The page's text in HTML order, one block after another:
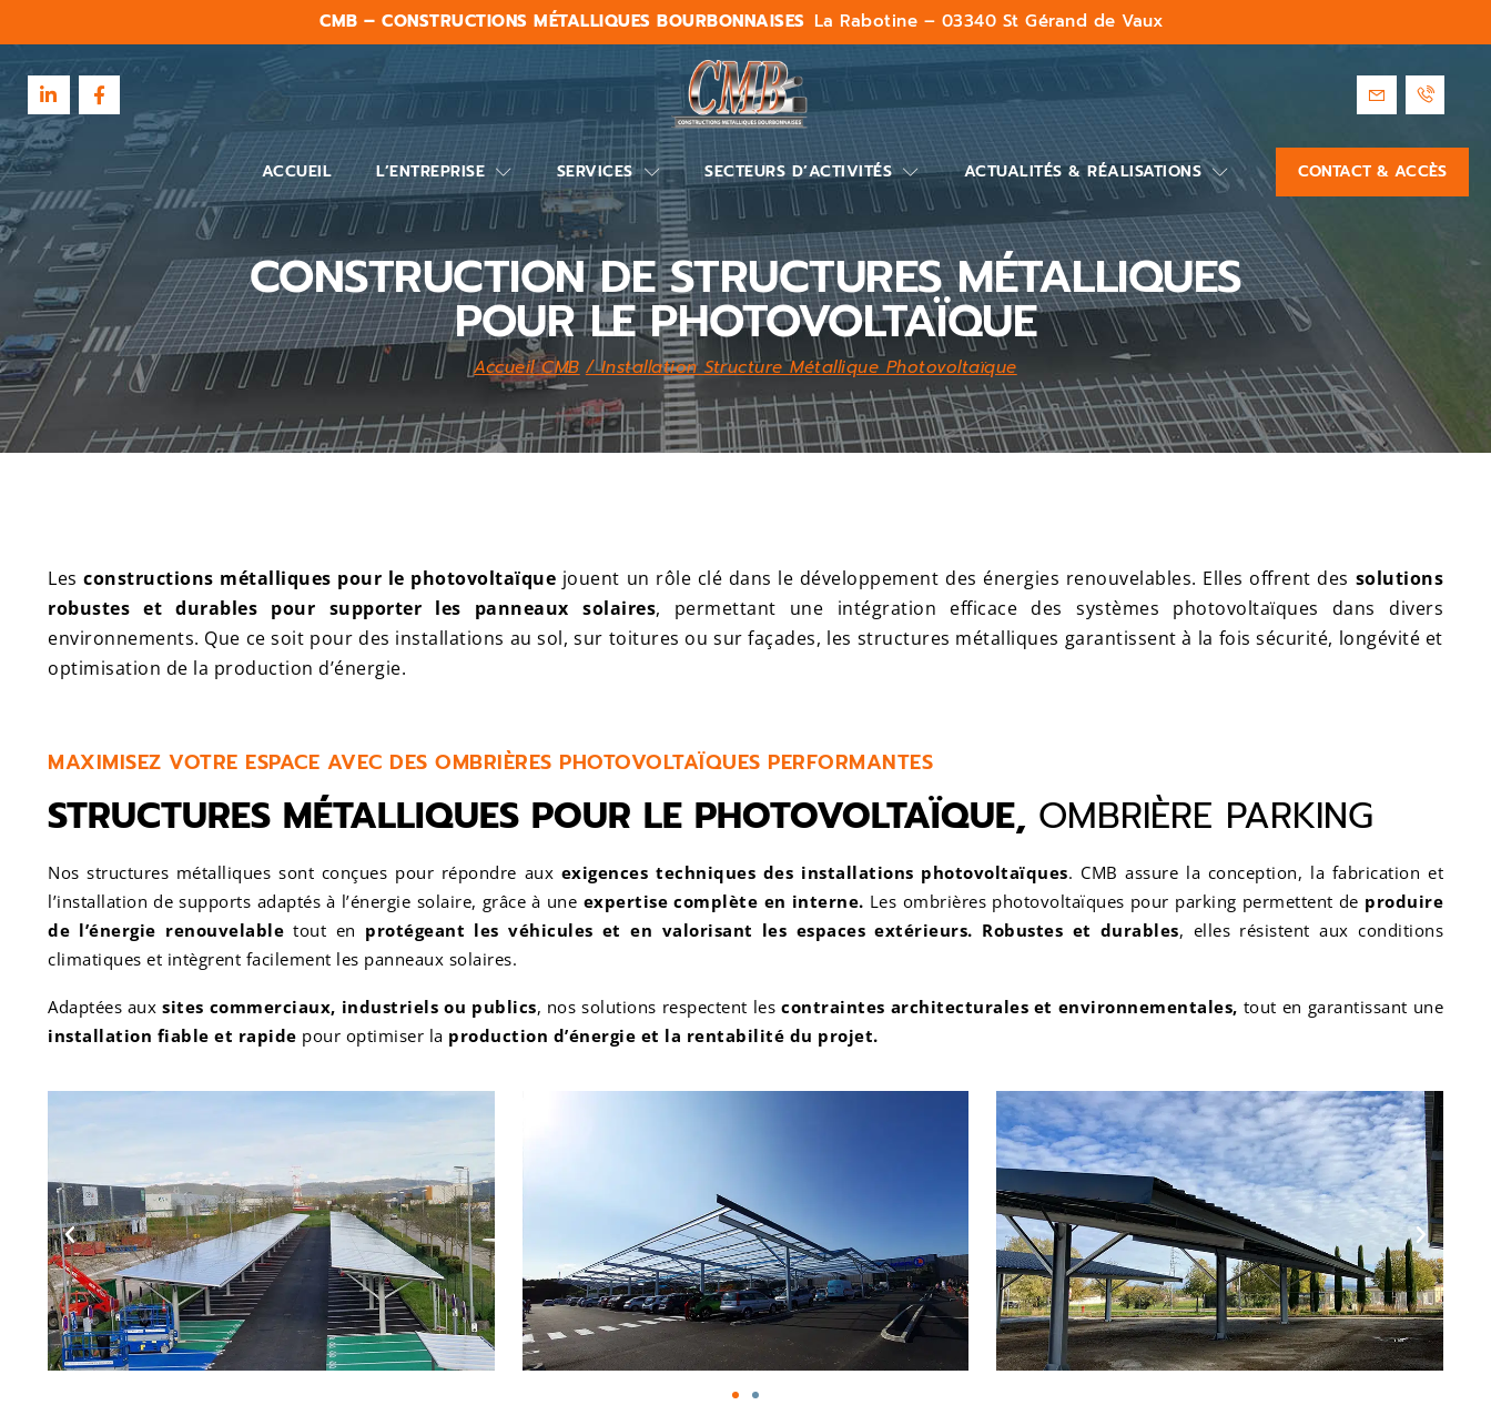
CMB – CONSTRUCTIONS MÉTALLIQUES BOURBONNAISES La Rabotine – 03340 St Gérand de Vaux
ACCUEIL L’ENTREPRISE SERVICES SECTEURS D’ACTIVITÉS ACTUALITÉS & RÉALISATIONS CONTACT & ACCÈS
CONSTRUCTION DE STRUCTURES MÉTALLIQUES
POUR LE PHOTOVOLTAÏQUE
Accueil CMB / Installation Structure Métallique Photovoltaïque
Les constructions métalliques pour le photovoltaïque jouent un rôle clé dans le développement des énergies renouvelables. Elles offrent des solutions
robustes et durables pour supporter les panneaux solaires, permettant une intégration efficace des systèmes photovoltaïques dans divers
environnements. Que ce soit pour des installations au sol, sur toitures ou sur façades, les structures métalliques garantissent à la fois sécurité, longévité et
optimisation de la production d’énergie.
MAXIMISEZ VOTRE ESPACE AVEC DES OMBRIÈRES PHOTOVOLTAÏQUES PERFORMANTES
STRUCTURES MÉTALLIQUES POUR LE PHOTOVOLTAÏQUE, OMBRIÈRE PARKING
Nos structures métalliques sont conçues pour répondre aux exigences techniques des installations photovoltaïques. CMB assure la conception, la fabrication et
l’installation de supports adaptés à l’énergie solaire, grâce à une expertise complète en interne. Les ombrières photovoltaïques pour parking permettent de produire
de l’énergie renouvelable tout en protégeant les véhicules et en valorisant les espaces extérieurs. Robustes et durables, elles résistent aux conditions
climatiques et intègrent facilement les panneaux solaires.
Adaptées auxsites commerciaux, industriels ou publics, nos solutions respectent lescontraintes architecturales et environnementales, tout en garantissant une
installation fiable et rapide pour optimiser la production d’énergie et la rentabilité du projet.